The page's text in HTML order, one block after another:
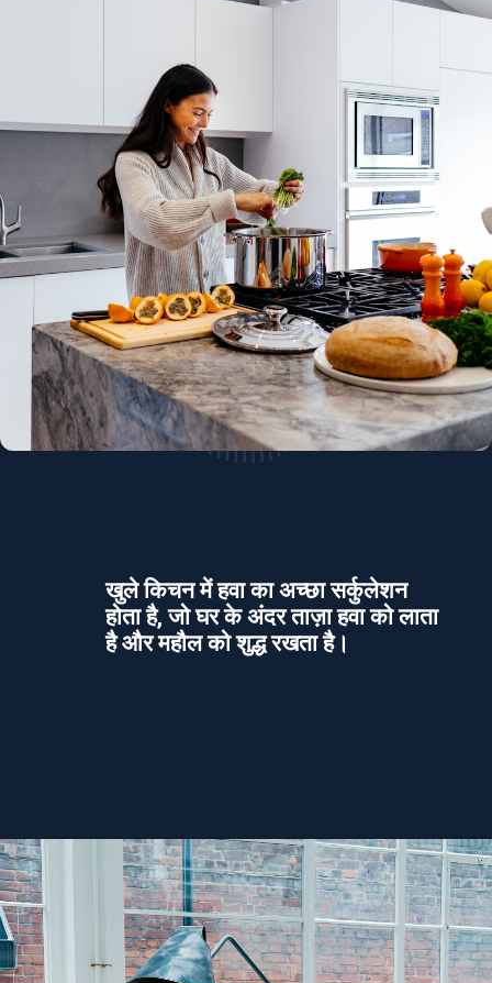
खुले किचन में हवा का अच्छा सर्कुलेशन
होता है, जो घर के अंदर ताज़ा हवा को लाता
है और महौल को शुद्ध रखता है।